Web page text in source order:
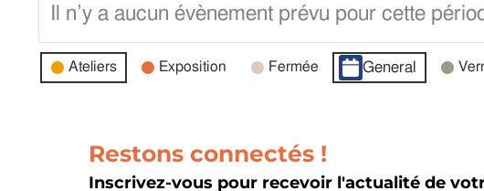
Il n’y a aucun évènement prévu pour cette
Catégories
Ateliers Exposition Fermée General
Restons connectés !
Inscrivez-vous pour recevoir l'actualité de